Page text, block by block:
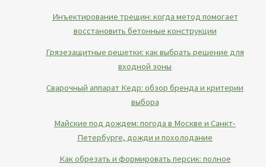
Инъектирование трещин: когда метод помогает
восстановить бетонные конструкции
Грязезащитные решетки: как выбрать решение для
входной зоны
Сварочный аппарат Кедр: обзор бренда и критерии
выбора
Майские под дождем: погода в Москве и Санкт-
Петербурге, дожди и похолодание
Как обрезать и формировать персик: полное